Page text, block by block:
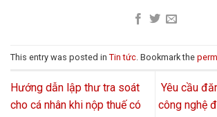
This entry was posted in Tin tức . Bookmark the
Hướng dẫn lập thư tra soát
cho cá nhân khi nộp thuế có
Yêu cầu
công nghệ